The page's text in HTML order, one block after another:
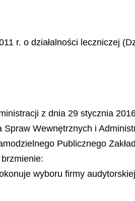
r. o działalności leczniczej
z dnia 29 stycznia
Wewnętrznych i
Publicznego
wyboru firmy